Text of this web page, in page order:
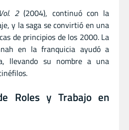
2(2004), continuó con la
y la saga se convirtió en una
de principios de los 2000. La
en la franquicia ayudó a
llevando su nombre a una
Roles y Trabajo en